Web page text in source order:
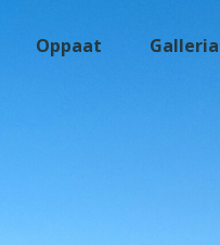
Oppaat Galleria